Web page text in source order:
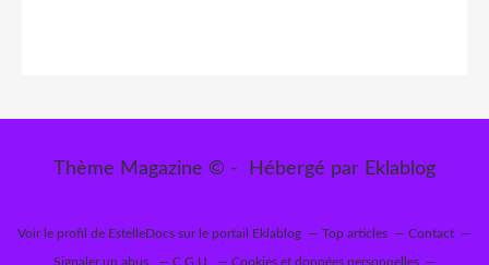
Thème Magazine © - Hébergé par Eklablog
Voir le profil de EstelleDocs sur le portail Eklablog Top articles Contact
Signaler un abus C.G.U. Cookies et données personnelles